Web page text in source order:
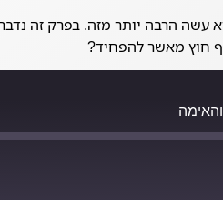
הרבה יותר מזה. בפרק זה
חוץ מאשר להפחיד?